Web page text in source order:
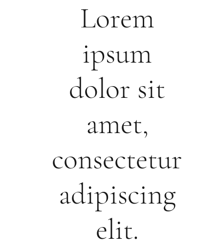
Lorem
ipsum
dolor sit
amet,
consectetur
adipiscing
elit.